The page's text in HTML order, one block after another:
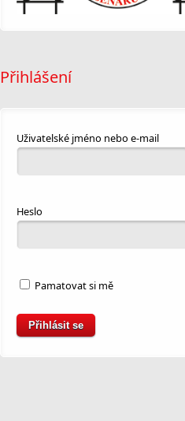
Přihlášení
Uživatelské jméno nebo e-mail
Heslo
Pamatovat si mě